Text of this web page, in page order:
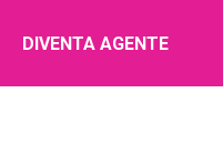
DIVENTA AGENTE